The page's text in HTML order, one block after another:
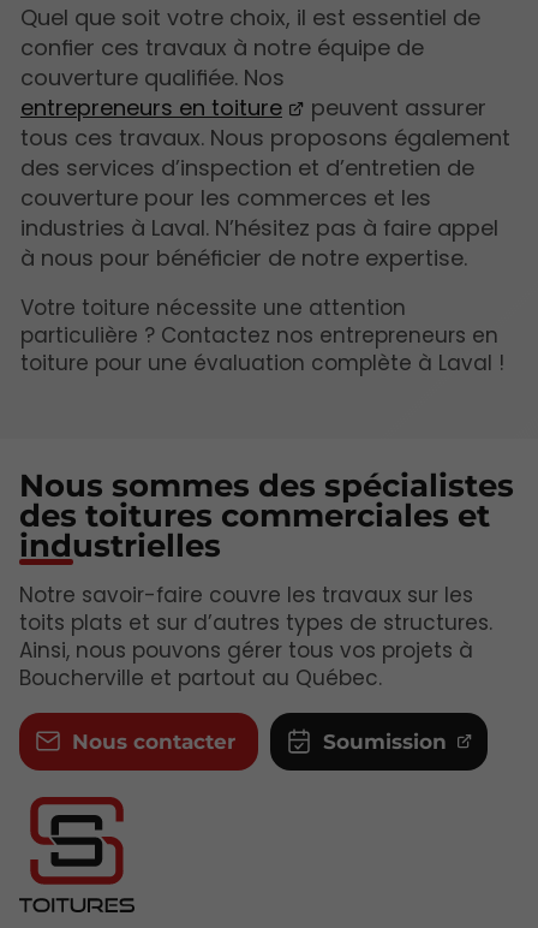
Quel que soit votre choix, il est essentiel de
confier ces travaux à notre équipe de
couverture qualifiée. Nos
entrepreneurs en toiture
peuvent assurer
tous ces travaux. Nous proposons également
des services d’inspection et d’entretien de
couverture pour les commerces et les
industries à Laval. N’hésitez pas à faire appel
à nous pour bénéficier de notre expertise.
Votre toiture nécessite une attention
particulière ? Contactez nos entrepreneurs en
toiture pour une évaluation complète à Laval !
Nous sommes des spécialistes
des toitures commerciales et
industrielles
Notre savoir-faire couvre les travaux sur les
toits plats et sur d’autres types de structures.
Ainsi, nous pouvons gérer tous vos projets à
Boucherville et partout au Québec.
Nous contacter Soumission